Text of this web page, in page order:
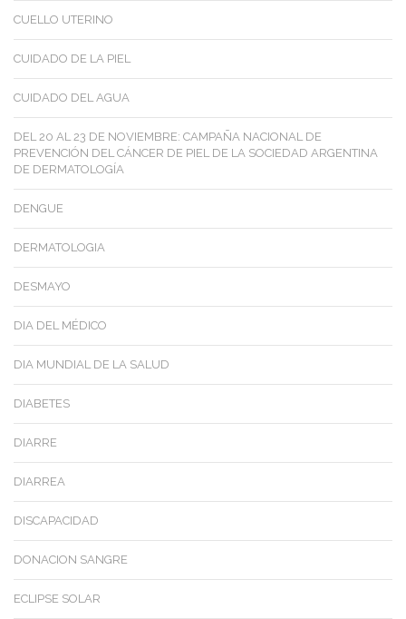
CUELLO UTERINO
CUIDADO DE LA PIEL
CUIDADO DEL AGUA
DEL 20 AL 23 DE NOVIEMBRE: CAMPAÑA NACIONAL DE
PREVENCIÓN DEL CÁNCER DE PIEL DE LA SOCIEDAD ARGENTINA
DE DERMATOLOGÍA
DENGUE
DERMATOLOGIA
DESMAYO
DIA DEL MÉDICO
DIA MUNDIAL DE LA SALUD
DIABETES
DIARRE
DIARREA
DISCAPACIDAD
DONACION SANGRE
ECLIPSE SOLAR